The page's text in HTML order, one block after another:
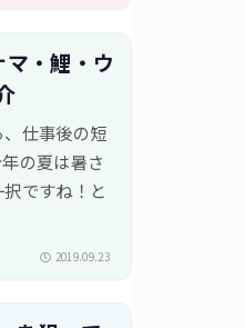
マ・鯉・ウ
仕事後の短
の夏は暑さ
ですね！と
2019.09.23